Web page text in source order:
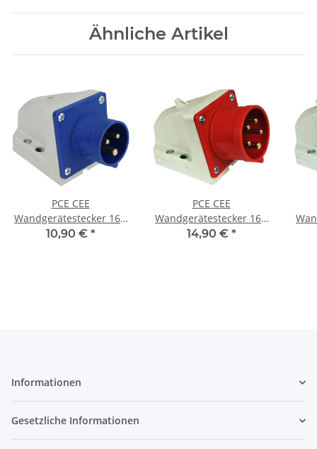
Ähnliche Artikel
PCE CEE
Wandgerätestecker 16A
230V 3-Polig 5136
10,90 € *
PCE CEE
Wandgerätestecker 16A
400V 5-Polig 5156
14,90 € *
Informationen
Gesetzliche Informationen